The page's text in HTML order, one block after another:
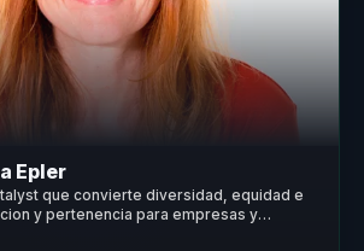
Epler
que convierte diversidad, equidad e
y pertenencia para empresas y